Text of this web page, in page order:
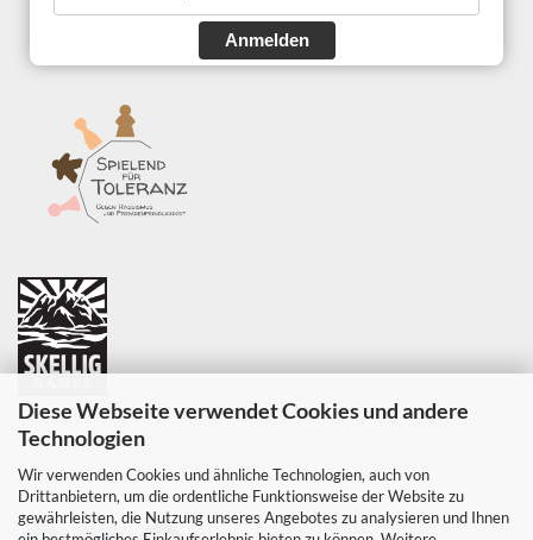
Diese Webseite verwendet Cookies und andere
Technologien
Wir verwenden Cookies und ähnliche Technologien, auch von
Drittanbietern, um die ordentliche Funktionsweise der Website zu
gewährleisten, die Nutzung unseres Angebotes zu analysieren und Ihnen
Anmelden
SKELLIG GAMES GmbH
Parkweg 6, 35452 Heuchelheim
E-Mail:info@skellig-games.de